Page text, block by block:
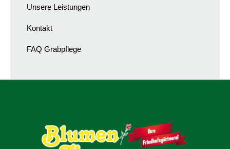
Unsere Leistungen
Kontakt
FAQ Grabpflege